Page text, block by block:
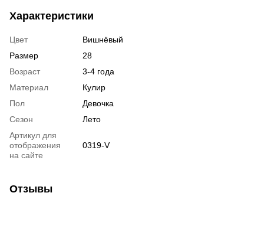
Характеристики
Цвет
Вишнёвый
Размер
28
Возраст
3-4 года
Материал
Кулир
Пол
Девочка
Сезон
Лето
Артикул для
отображения
на сайте
0319-V
Отзывы